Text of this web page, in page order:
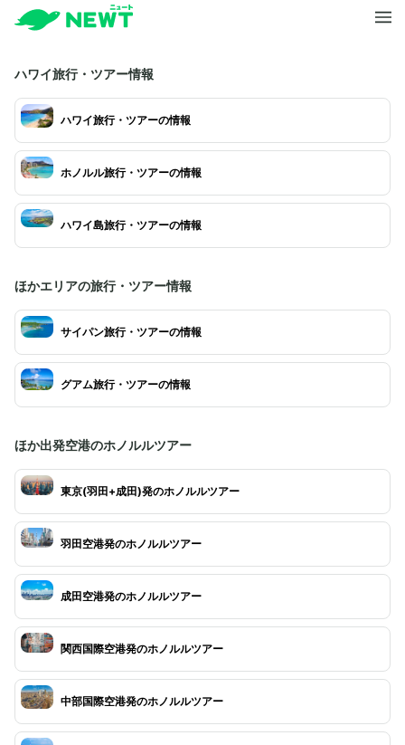
ハワイ旅行・ツアー情報
ハワイ旅行・ツアーの情報
ホノルル旅行・ツアーの情報
ハワイ島旅行・ツアーの情報
ほかエリアの旅行・ツアー情報
サイパン旅行・ツアーの情報
グアム旅行・ツアーの情報
ほか出発空港のホノルルツアー
東京(羽田+成田)発のホノルルツアー
羽田空港発のホノルルツアー
成田空港発のホノルルツアー
関西国際空港発のホノルルツアー
中部国際空港発のホノルルツアー